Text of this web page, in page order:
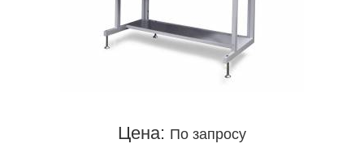
Цена: По запросу